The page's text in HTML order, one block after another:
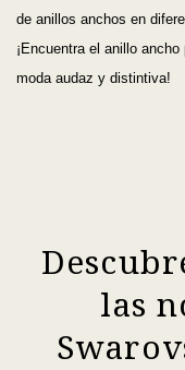
de anillos anchos en
¡Encuentra el anillo
moda audaz y distintiva!
las